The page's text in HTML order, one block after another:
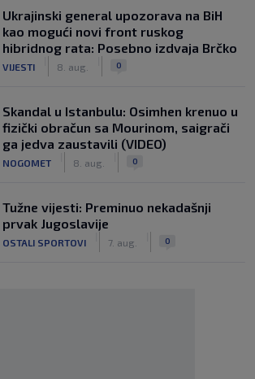
Ukrajinski general upozorava na BiH
kao mogući novi front ruskog
hibridnog rata: Posebno izdvaja Brčko
VIJESTI 8. aug. 0
Skandal u Istanbulu: Osimhen krenuo u
fizički obračun sa Mourinom, saigrači
ga jedva zaustavili (VIDEO)
NOGOMET 8. aug. 0
Tužne vijesti: Preminuo nekadašnji
prvak Jugoslavije
OSTALI SPORTOVI 7. aug. 0